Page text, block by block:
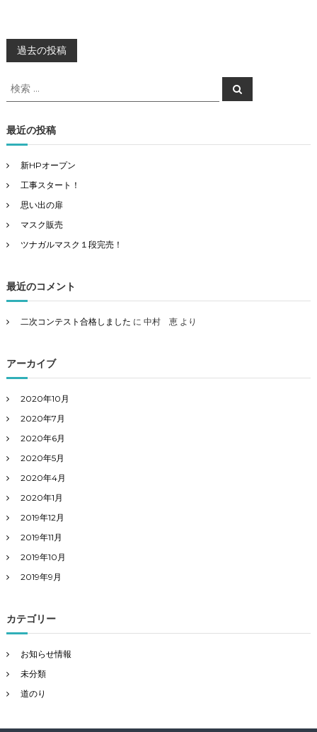
投
稿
ナ
ビ
ゲ
ー
シ
ョ
ン
過去の投稿
検
索
象
:
検
索
最近の投稿
新HPオープン
工事スタート！
思い出の扉
マスク販売
ツナガルマスク１段完売！
最近のコメント
二次コンテスト合格しました に 中村 恵より
アーカイブ
2020年10月
2020年7月
2020年6月
2020年5月
2020年4月
2020年1月
2019年12月
2019年11月
2019年10月
2019年9月
カテゴリー
お知らせ情報
未分類
道のり